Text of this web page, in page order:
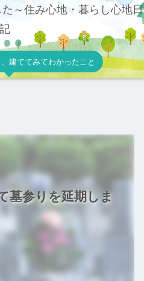
～住み心地・暮らし心地日
記
建ててみてわかったこと
墓参りを延期しま